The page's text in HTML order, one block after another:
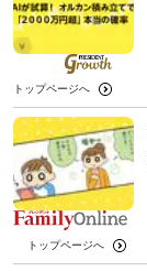
トップページへ
トップページへ